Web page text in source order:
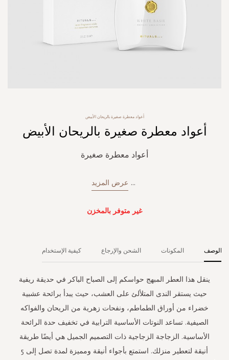
beginning
أعواد معطرة صغيرة بالريحان الأبيض
أعواد معطرة صغيرة بالريحان الأبيض
أعواد معطرة صغيرة
... عرض المزيد
غير متوفر بالمخزن
الوصف
ينقل هذا العطر المبهج حواسكم إلى الصباح الباكر في حديقة ريفية
حيث يستقر الندى المتلألئ على العشب، حيث يبدأ برائحة عشبية
خضراء من أوراق الطماطم، ونفحات زهرية من الريحان والفواكه
الصيفية. تساعد النوتات الأساسية الترابية في تخفيف حدة الرائحة
الأساسية. الزجاجة الزجاجية ذات التصميم الجميل هي أيضًا طريقة
أنيقة لتعطير منزلك. استمتع بأجواء أنيقة ومميزة لمدة تصل إلى 5
المكونات الشحن والإرجاع كيفية الإستخدام